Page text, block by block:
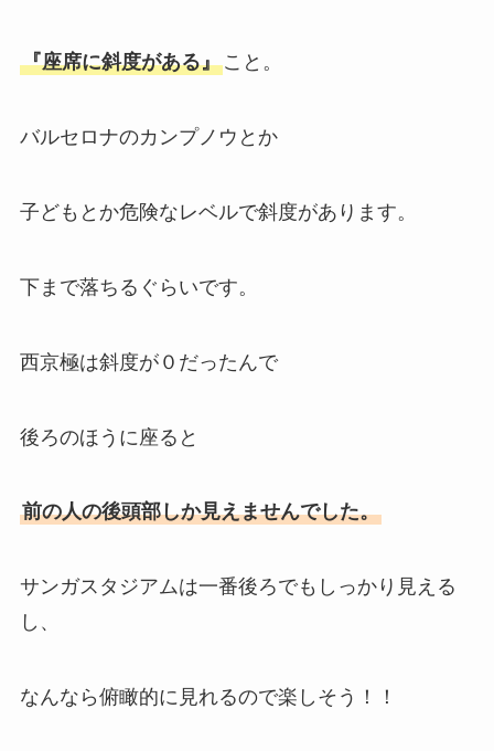
『座席に斜度がある』こと。
バルセロナのカンプノウとか
子どもとか危険なレベルで斜度があります。
下まで落ちるぐらいです。
西京極は斜度が０だったんで
後ろのほうに座ると
前の人の後頭部しか見えませんでした。
サンガスタジアムは一番後ろでもしっかり見える
し、
なんなら俯瞰的に見れるので楽しそう！！